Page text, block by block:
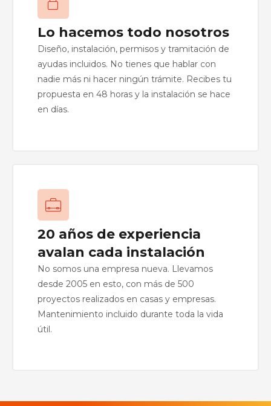
Lo hacemos todo nosotros
Diseño, instalación, permisos y tramitación de
ayudas incluidos. No tienes que hablar con
nadie más ni hacer ningún trámite. Recibes tu
propuesta en 48 horas y la instalación se hace
en días.
20 años de experiencia
avalan cada instalación
No somos una empresa nueva. Llevamos
desde 2005 en esto, con más de 500
proyectos realizados en casas y empresas.
Mantenimiento incluido durante toda la vida
útil.